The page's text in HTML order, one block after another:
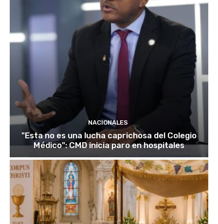
NACIONALES
"Esta no es una lucha caprichosa del Colegio
Médico": CMD inicia paro en hospitales